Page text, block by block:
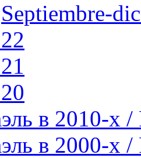
Septiembre-
в 2010-х /
в 2000-х /